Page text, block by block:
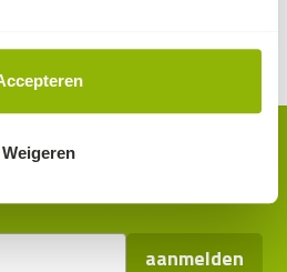
Weigeren
aanmelden